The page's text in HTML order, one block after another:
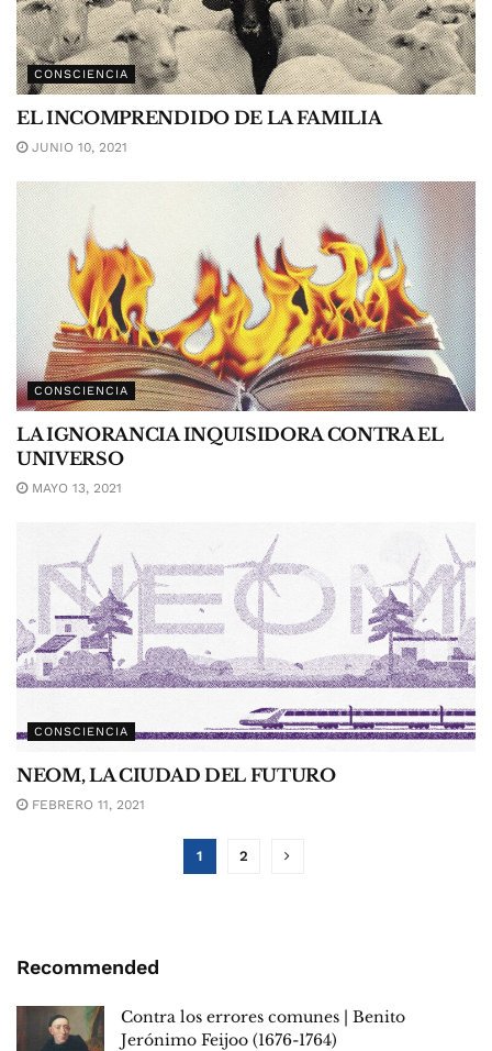
CONSCIENCIA
EL INCOMPRENDIDO DE LA FAMILIA
JUNIO 10, 2021
CONSCIENCIA
LA IGNORANCIA INQUISIDORA CONTRA EL
UNIVERSO
MAYO 13, 2021
CONSCIENCIA
NEOM, LA CIUDAD DEL FUTURO
FEBRERO 11, 2021
1 2
Recommended
Contra los errores comunes | Benito
Jerónimo Feijoo (1676-1764)